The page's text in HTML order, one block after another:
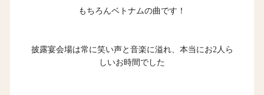
もちろんベトナムの曲です！
披露宴会場は常に笑い声と音楽に溢れ、本当にお2人ら
しいお時間でした